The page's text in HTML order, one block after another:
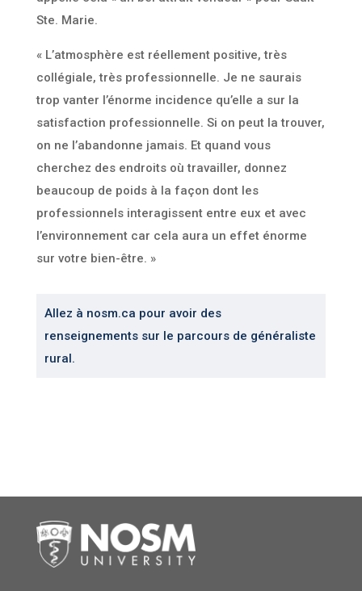
Ste. Marie.
« L’atmosphère est réellement positive, très
collégiale, très professionnelle. Je ne saurais
trop vanter l’énorme incidence qu’elle a sur la
satisfaction professionnelle. Si on peut la trouver,
on ne l’abandonne jamais. Et quand vous
cherchez des endroits où travailler, donnez
beaucoup de poids à la façon dont les
professionnels interagissent entre eux et avec
l’environnement car cela aura un effet énorme
sur votre bien-être. »
Allez à nosm.ca pour avoir des
renseignements sur le parcours de généraliste
rural.